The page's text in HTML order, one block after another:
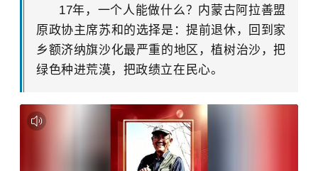
17年，一个人能做什么？内蒙古阿拉善盟
原政协主席苏和的选择是：提前退休，回到家
乡额济纳旗沙化最严重的地区，植树治沙，把
绿色种进荒漠，把政绩立在民心。